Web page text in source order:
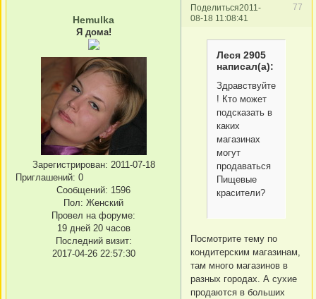
Поделиться 77
2011-
08-18 11:08:41
Hemulka
Я дома!
Зарегистрирован: 2011-07-18
Приглашений: 0
Сообщений: 1596
Пол: Женский
Провел на форуме:
19 дней 20 часов
Последний визит:
2017-04-26 22:57:30
Леся 2905
написал(а):
Здравствуйте
! Кто может
подсказать в
каких
магазинах
могут
продаваться
Пищевые
красители?
Посмотрите тему по
кондитерским магазинам,
там много магазинов в
разных городах. А сухие
продаются в больших